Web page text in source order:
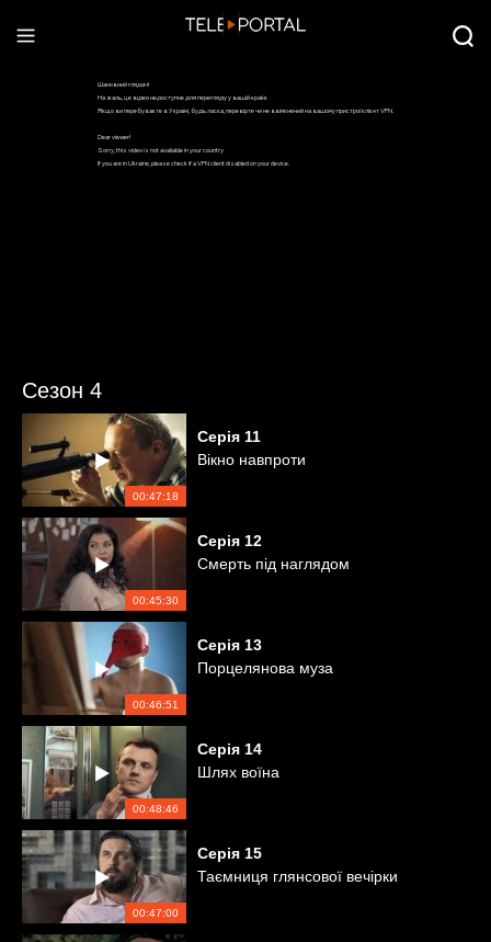
Сезон 4
00:47:18
Серія 11
Вікно навпроти
00:45:30
Серія 12
Смерть під наглядом
00:46:51
Серія 13
Порцелянова муза
00:48:46
Серія 14
Шлях воїна
00:47:00
Серія 15
Таємниця глянсової вечірки